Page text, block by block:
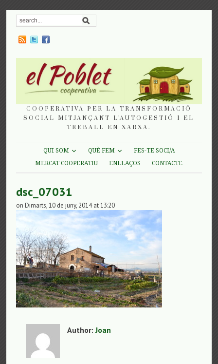
COOPERATIVA PER LA TRANSFORMACIÓ
SOCIAL MITJANÇANT L'AUTOGESTIÓ I EL
TREBALL EN XARXA.
QUI SOM QUÈ FEM
FES-TE SOCI/A
MERCAT COOPERATIU
ENLLAÇOS CONTACTE
dsc_07031
on Dimarts, 10 de juny, 2014 at 13:20
Author:Joan